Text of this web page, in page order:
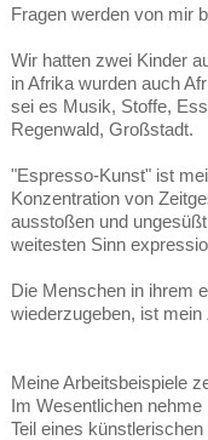
Fragen werden von mir
Wir hatten zwei Kinder
in Afrika wurden auch
sei es Musik, Stoffe,
Regenwald, Großstadt.
"Espresso-Kunst" ist
Konzentration von
ausstoßen und
weitesten Sinn
Die Menschen in ihrem
wiederzugeben, ist mein
Meine Arbeitsbeispiele
Im Wesentlichen
Teil eines